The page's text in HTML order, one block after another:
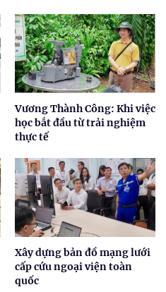
Vương Thành Công: Khi việc
học bắt đầu từ trải nghiệm
thực tế
Xây dựng bản đồ mạng lưới
cấp cứu ngoại viện toàn
quốc